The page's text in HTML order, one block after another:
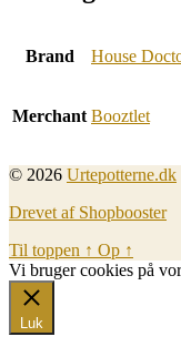
Brand House
Merchant Booztlet
© 2026 Urtepotterne.dk
Drevet af Shopbooster
Til toppen ↑ Op ↑
Vi bruger cookies på
Luk